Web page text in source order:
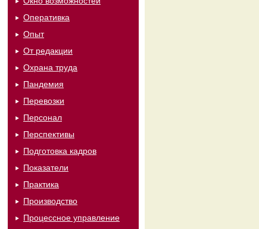
Оперативка
Опыт
От редакции
Охрана труда
Пандемия
Перевозки
Персонал
Перспективы
Подготовка кадров
Показатели
Практика
Производство
Процессное управление